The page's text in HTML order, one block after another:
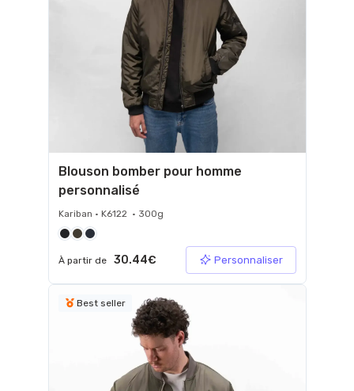
Blouson bomber pour homme
personnalisé
Kariban • K6122 • 300g
À partir de 30.44€ Personnaliser
Best seller